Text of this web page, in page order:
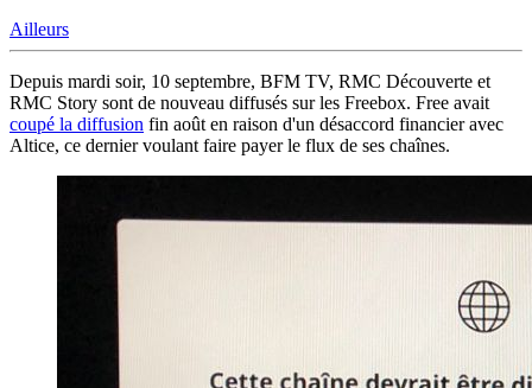
Ailleurs
Depuis mardi soir, 10 septembre, BFM TV, RMC Découverte et
RMC Story sont de nouveau diffusés sur les Freebox. Free avait
coupé la diffusion fin août en raison d'un désaccord financier avec
Altice, ce dernier voulant faire payer le flux de ses chaînes.